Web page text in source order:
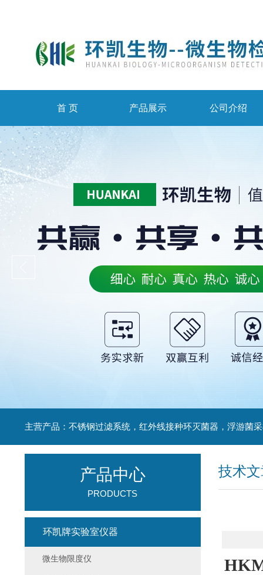
首 页 产品展示 公司介绍
技术
产品中心
PRODUCTS
环凯牌实验室仪器
微生物限度仪